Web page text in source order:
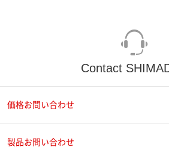
Contact
価格お問い合わせ
製品お問い合わせ